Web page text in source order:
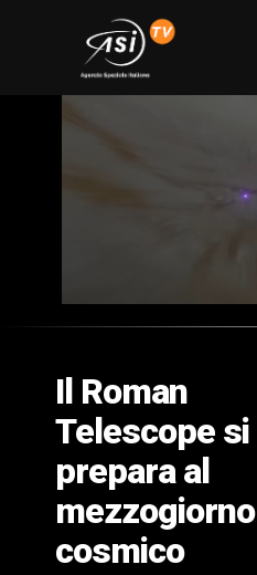
of
38
seconds
Il Roman
Telescope si
prepara al
mezzogiorno
cosmico